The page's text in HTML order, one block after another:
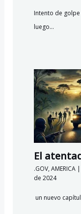
Intento de
luego…
El
.GOV,AMERICA|
de 2024
un nuevo